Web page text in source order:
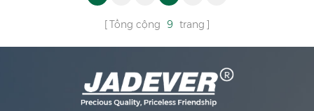
Tổng cộng 9 trang